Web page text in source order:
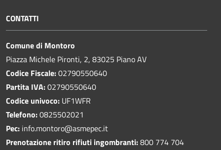
CONTATTI
Comune di Montoro
Piazza Michele Pironti, 2, 83025 Piano AV
Codice Fiscale:02790550640
Partita IVA:02790550640
Codice univoco: UF1WFR
Telefono:0825502021
Pec: info.montoro@asmepec.it
Prenotazione ritiro rifiuti ingombranti:800 774 704